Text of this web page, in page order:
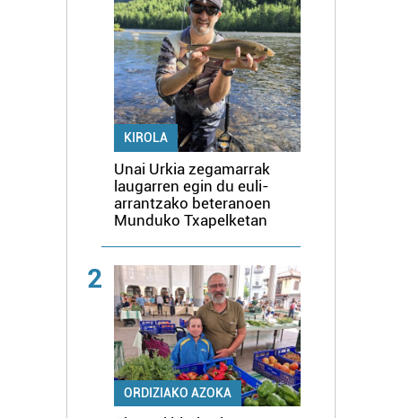
KIROLA
Unai Urkia zegamarrak
laugarren egin du euli-
arrantzako beteranoen
Munduko Txapelketan
2
ORDIZIAKO AZOKA